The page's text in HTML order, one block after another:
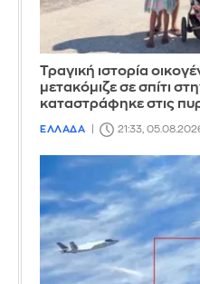
Τραγική ιστορία
μετακόμιζε σε σπίτι
καταστράφηκε στις
ΕΛΛΑΔΑ 21:33,